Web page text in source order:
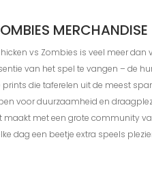
MERCHANDISE
vs Zombies is veel meer
van het spel te vangen – de
die taferelen uit de meest
voor duurzaamheid en
met een grote community
dag een beetje extra speels